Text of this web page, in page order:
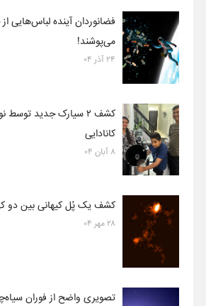
فضانوردان آینده لباس‌هایی
می‌پوشند!
۲۴ آذر ۰۴
کانادایی
۸ آبان ۰۴
کشف یک پُل کیهانی بین دو
۲۸ مهر ۰۴
تصویری واضح از فوران